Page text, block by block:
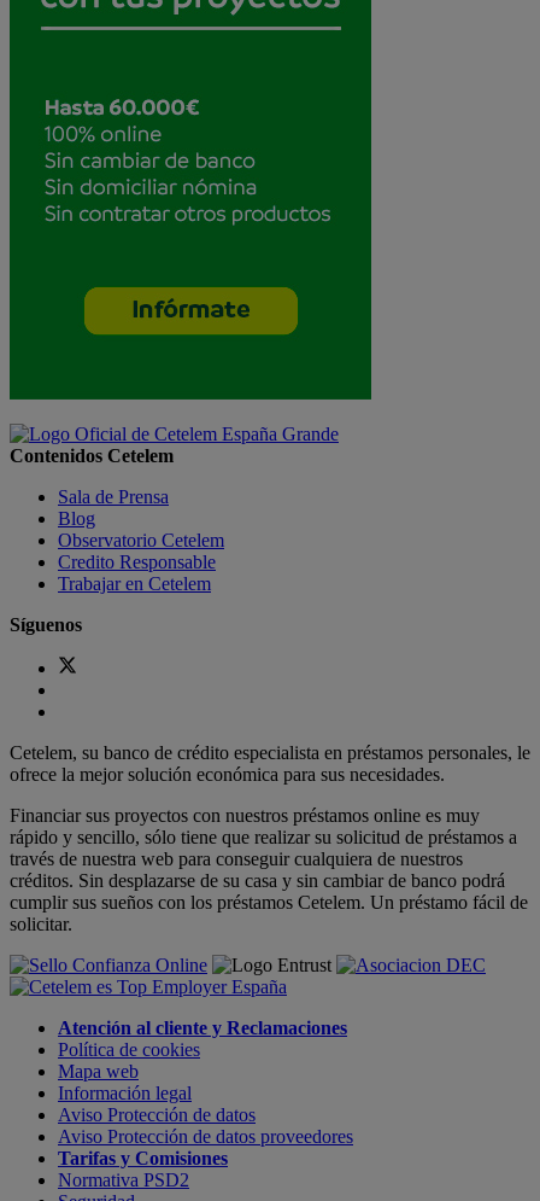
Contenidos Cetelem
Sala de Prensa
Blog
Observatorio Cetelem
Credito Responsable
Trabajar en Cetelem
Síguenos
Cetelem, su banco de crédito especialista en préstamos personales, le
ofrece la mejor solución económica para sus necesidades.
Financiar sus proyectos con nuestros préstamos online es muy
rápido y sencillo, sólo tiene que realizar su solicitud de préstamos a
través de nuestra web para conseguir cualquiera de nuestros
créditos. Sin desplazarse de su casa y sin cambiar de banco podrá
cumplir sus sueños con los préstamos Cetelem. Un préstamo fácil de
solicitar.
Atención al cliente y Reclamaciones
Política de cookies
Mapa web
Información legal
Aviso Protección de datos
Aviso Protección de datos proveedores
Tarifas y Comisiones
Normativa PSD2